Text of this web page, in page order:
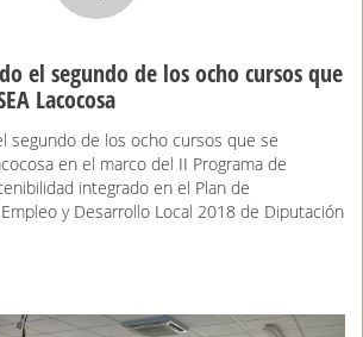
el segundo de los ocho cursos que
Lacocosa
segundo de los ocho cursos que se
en el marco del II Programa de
integrado en el Plan de
y Desarrollo Local 2018 de Diputación